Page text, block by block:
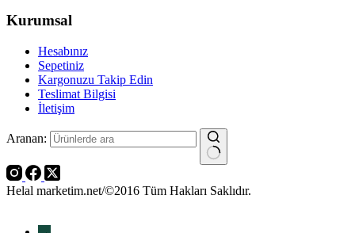
Kurumsal
Hesabınız
Sepetiniz
Kargonuzu Takip Edin
Teslimat Bilgisi
İletişim
Aranan:
Helal marketim.net/©2016 Tüm Hakları Saklıdır.